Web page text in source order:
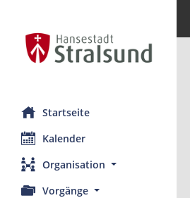
Startseite
Kalender
Organisation
Vorgänge